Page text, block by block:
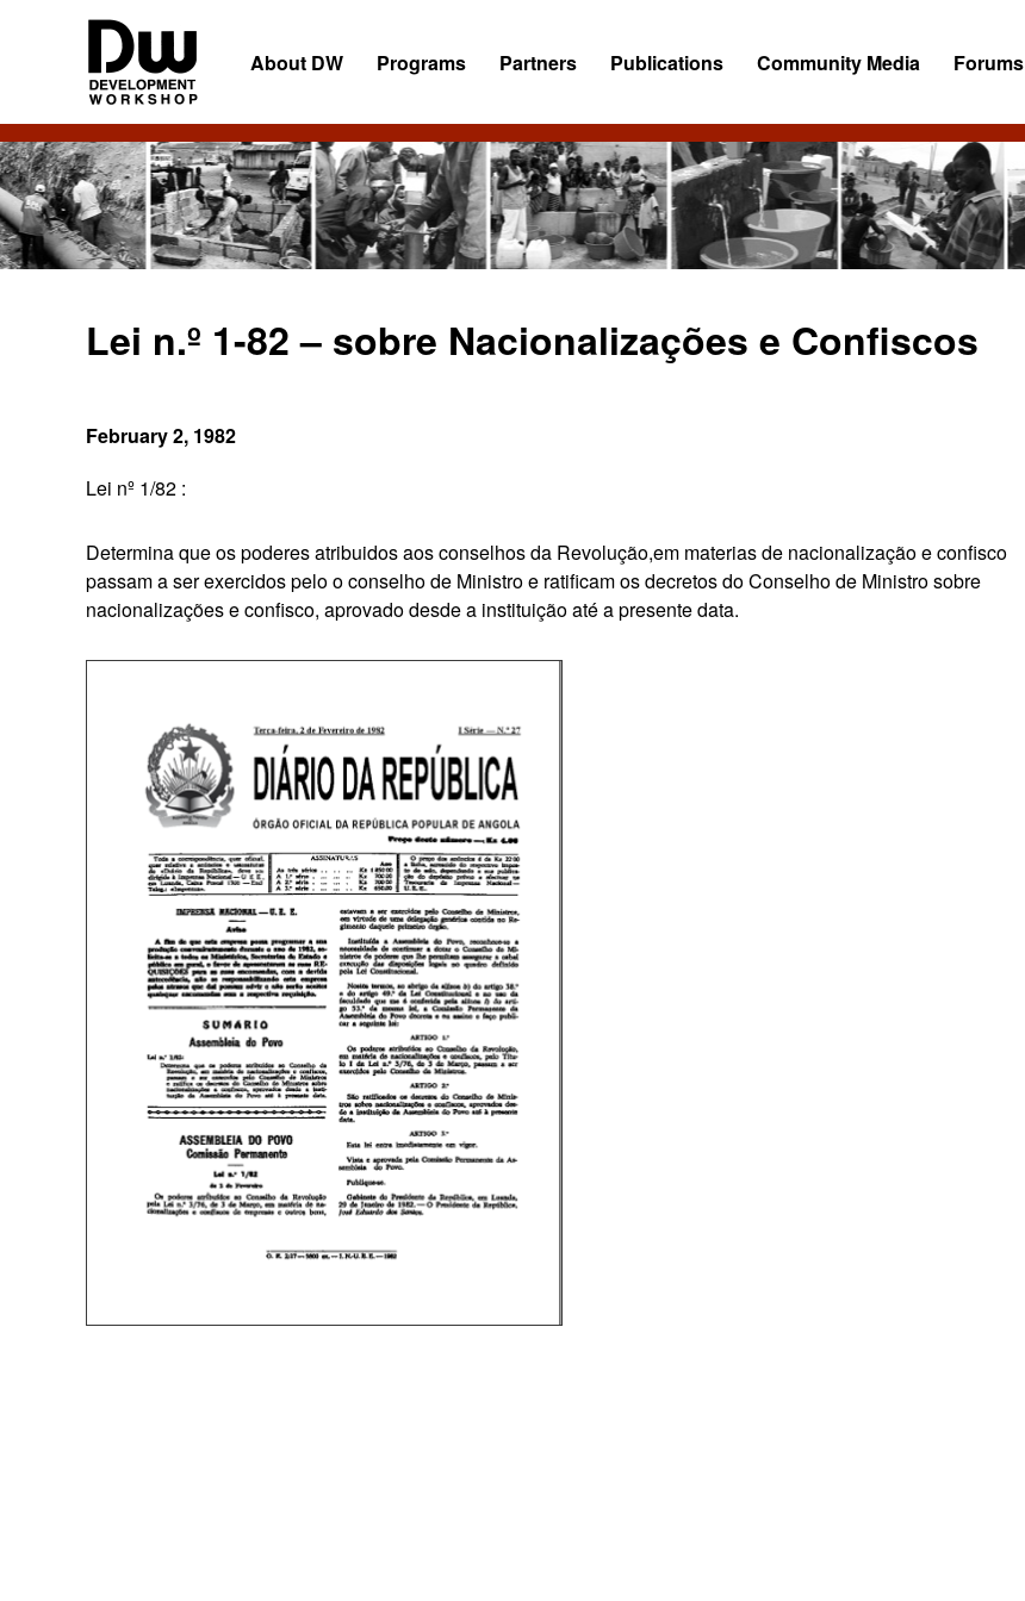
DW
Angola
Development
Workshop
Angola
About DW Programs Partners Publications Community Media Forums
Lei n.º 1-82 – sobre Nacionalizações e Confiscos
February 2, 1982
Lei nº 1/82 :
Determina que os poderes atribuidos aos conselhos da Revolução,em materias de nacionalização e confisco
passam a ser exercidos pelo o conselho de Ministro e ratificam os decretos do Conselho de Ministro sobre
nacionalizações e confisco, aprovado desde a instituição até a presente data.